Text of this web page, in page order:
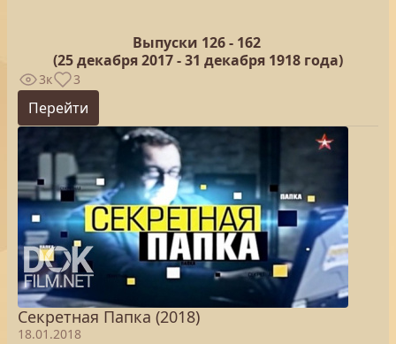
Выпуски 126 - 162
(25декабря 2017 - 31 декабря 1918 года)
3к 3
Перейти
Секретная Папка (2018)
18.01.2018